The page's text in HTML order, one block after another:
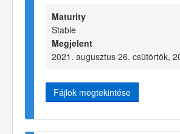
Maturity
Stable
Megjelent
2021. augusztus 26. csütörtök,
Fájlok megtekintése